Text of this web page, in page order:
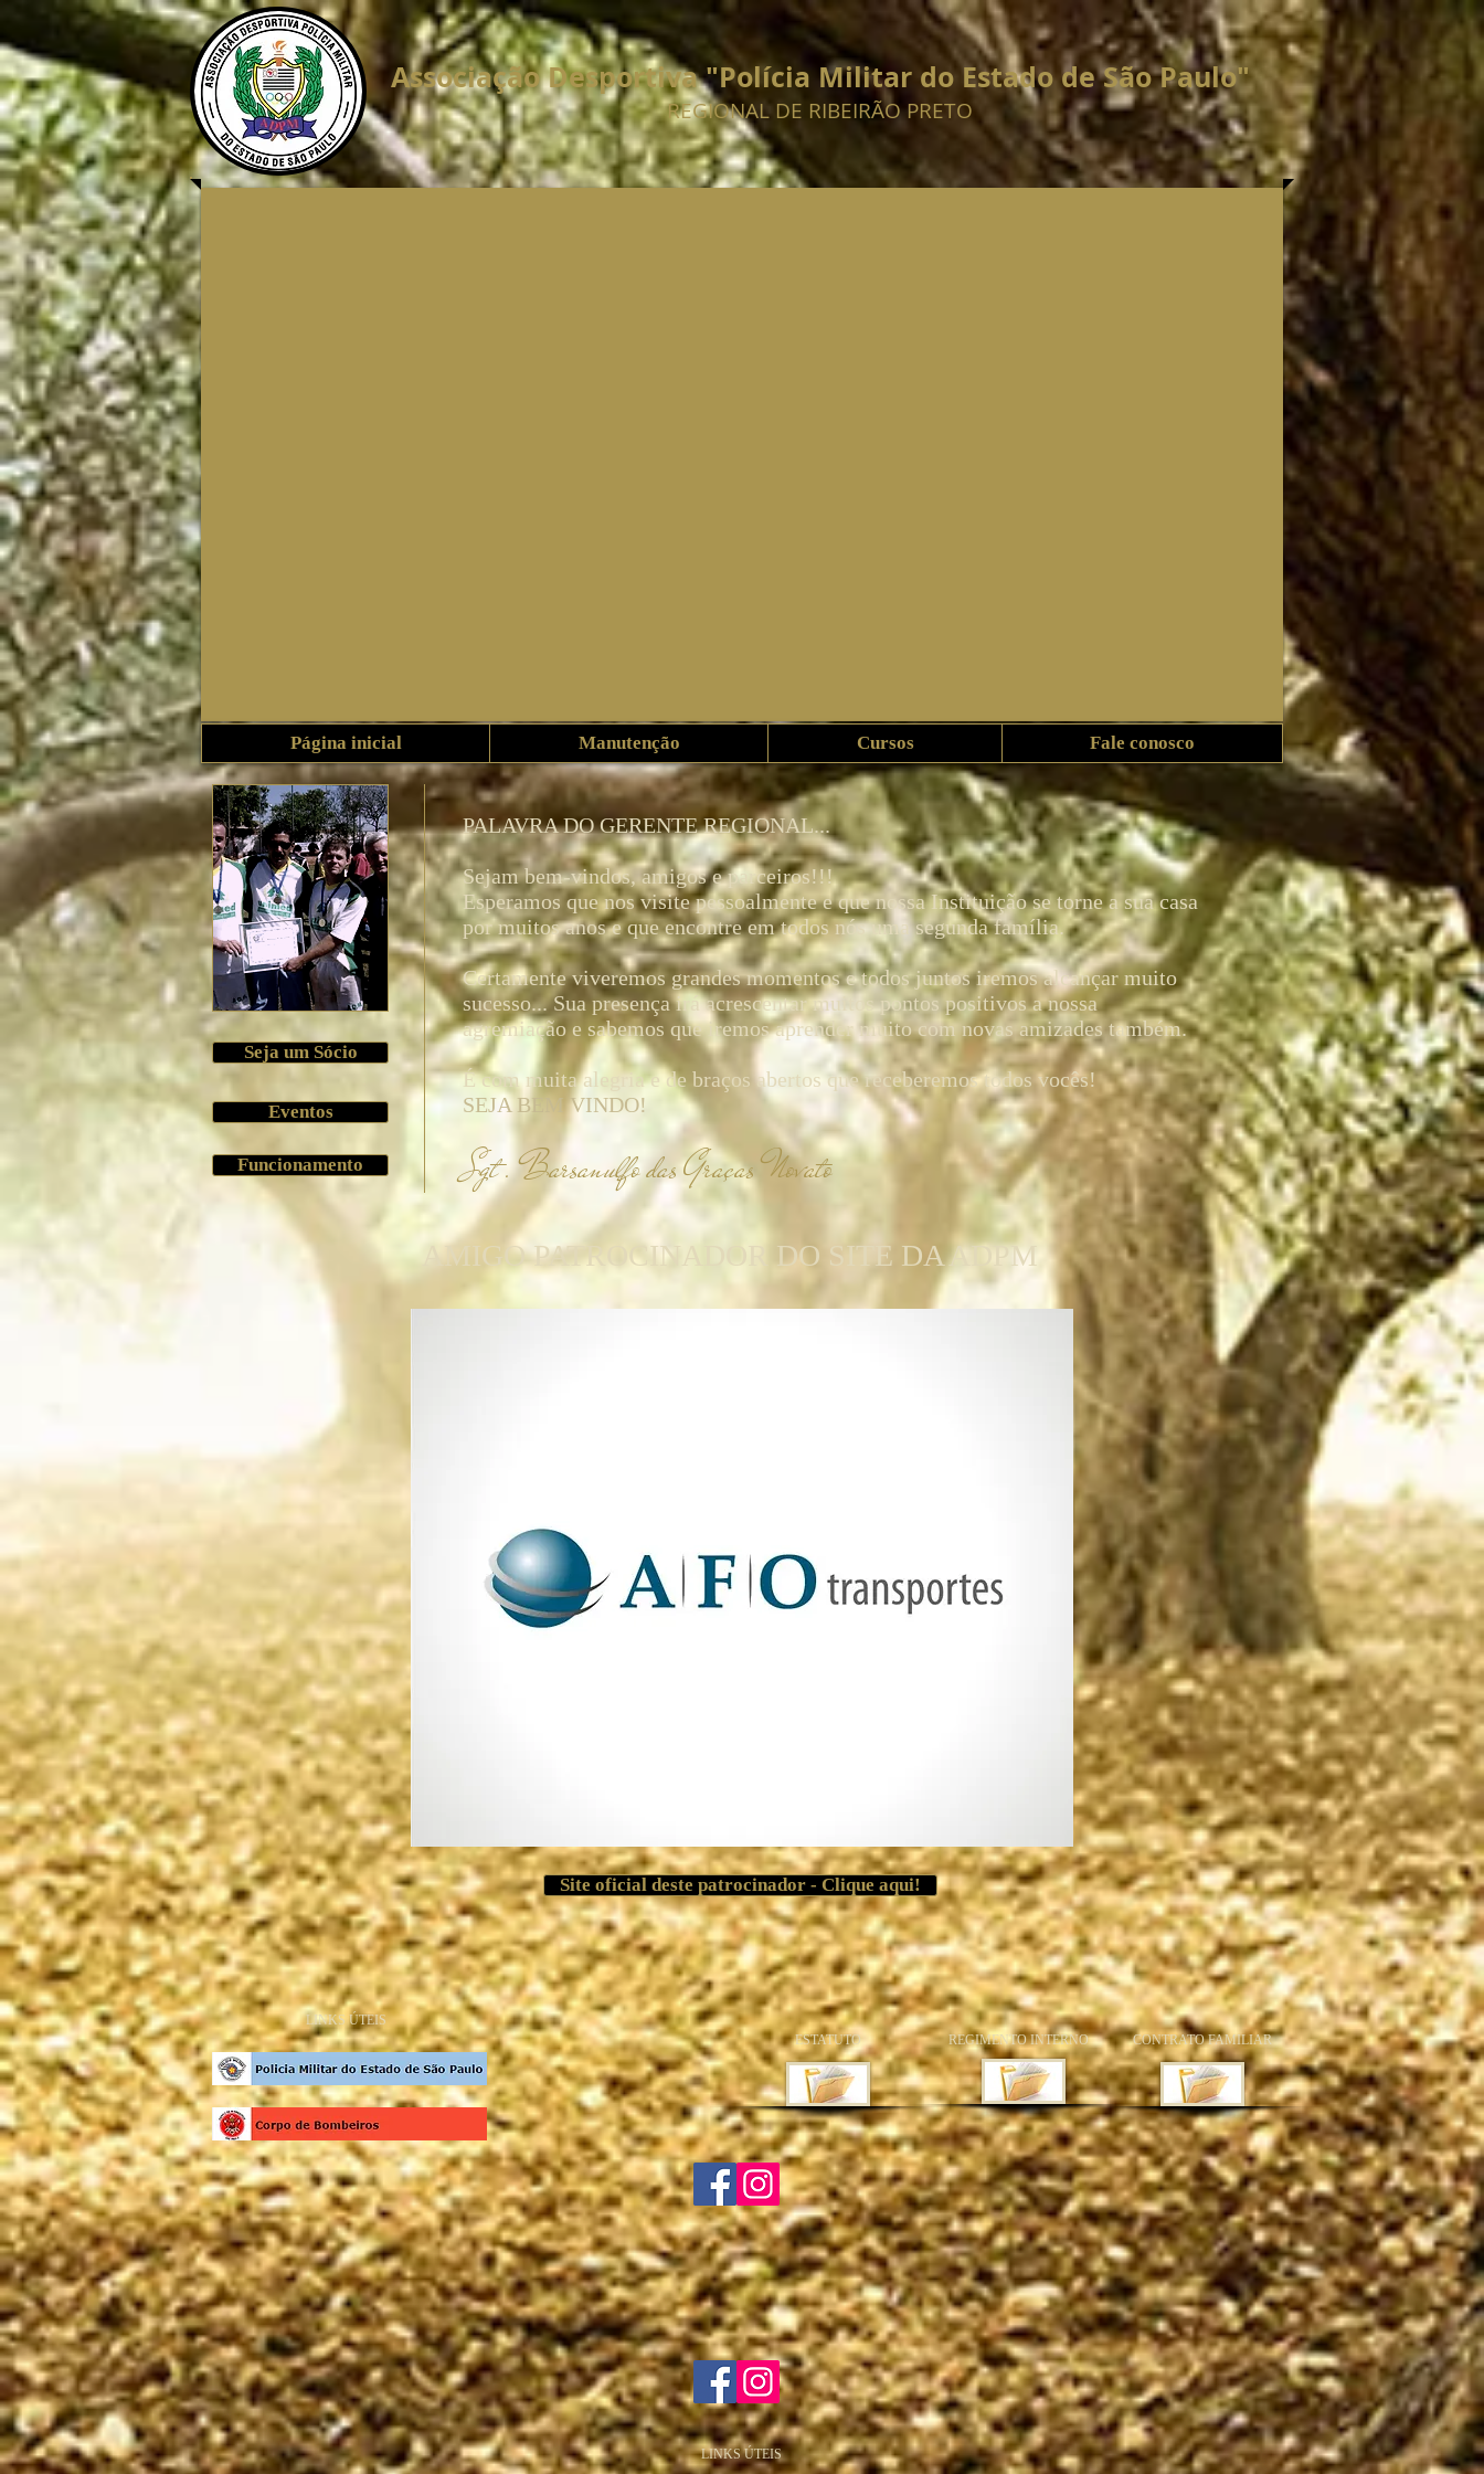
Associação Desportiva "Polícia Militar do Estado de São Paulo"
REGIONAL DE RIBEIRÃO PRETO
Página inicial Manutenção Cursos Fale conosco
Seja um Sócio
Eventos
Funcionamento
PALAVRA DO GERENTE REGIONAL...
Sejam bem-vindos, amigos e parceiros!!!
Esperamos que nos visite pessoalmente e que nossa Instituição se torne a sua casa
por muitos anos e que encontre em todos nós uma segunda família.
Certamente viveremos grandes momentos e todos juntos iremos alcançar muito
sucesso... Sua presença irá acrescentar muitos pontos positivos a nossa
agremiação e sabemos que iremos aprender muito com novas amizades também.
É com muita alegria e de braços abertos que receberemos todos vocês!
SEJA BEM VINDO!
Sgt . Barsanulfo das Graças Novato
AMIGO PATROCINADOR DO SITE DA ADPM
Site oficial deste patrocinador - Clique aqui!
LINKS ÚTEIS
ESTATUTO
REGIMENTO INTERNO CONTRATO FAMILIAR
LINKS ÚTEIS